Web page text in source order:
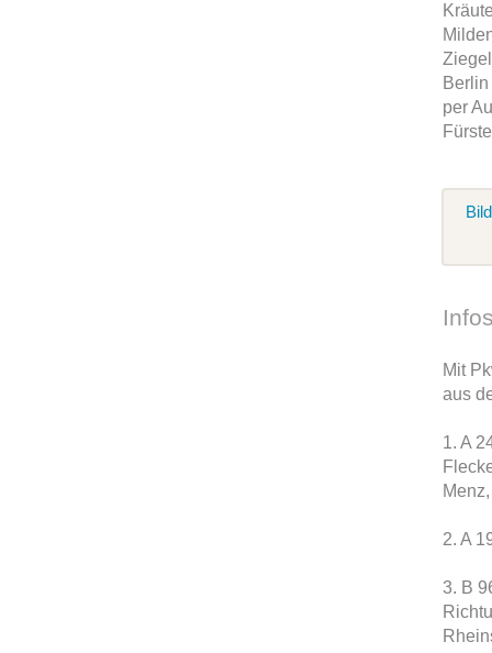
per
Mit
aus
1. A
2. A
3. B